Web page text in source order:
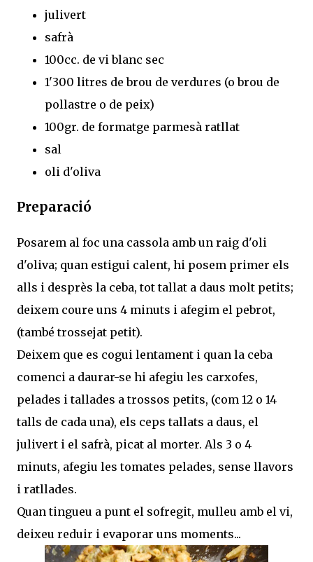
julivert
safrà
100cc. de vi blanc sec
1'300 litres de brou de verdures (o brou de
pollastre o de peix)
100gr. de formatge parmesà ratllat
sal
oli d'oliva
Preparació
Posarem al foc una cassola amb un raig d'oli
d'oliva; quan estigui calent, hi posem primer els
alls i desprès la ceba, tot tallat a daus molt petits;
deixem coure uns 4 minuts i afegim el pebrot,
(també trossejat petit).
Deixem que es cogui lentament i quan la ceba
comenci a daurar-se hi afegiu les carxofes,
pelades i tallades a trossos petits, (com 12 o 14
talls de cada una), els ceps tallats a daus, el
julivert i el safrà, picat al morter. Als 3 o 4
minuts, afegiu les tomates pelades, sense llavors
i ratllades.
Quan tingueu a punt el sofregit, mulleu amb el vi,
deixeu reduir i evaporar uns moments...